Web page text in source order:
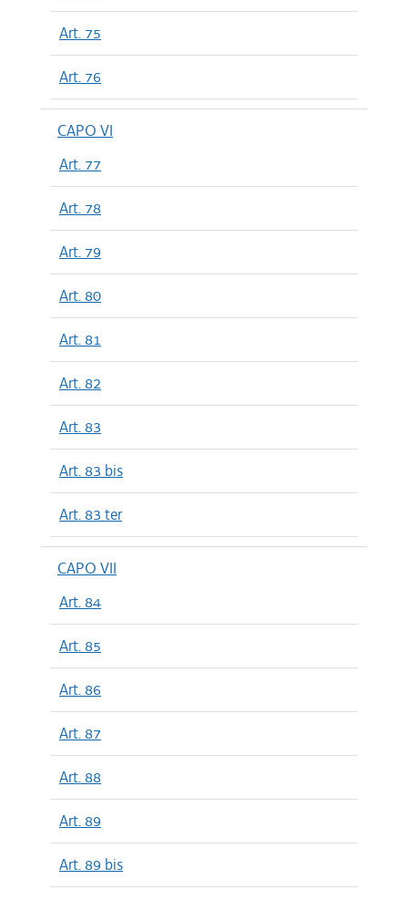
Art. 75
Art. 76
CAPO VI
Art. 77
Art. 78
Art. 79
Art. 80
Art. 81
Art. 82
Art. 83
Art. 83 bis
Art. 83 ter
CAPO VII
Art. 84
Art. 85
Art. 86
Art. 87
Art. 88
Art. 89
Art. 89 bis